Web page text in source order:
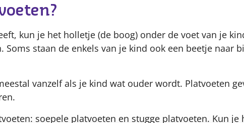
kun je het holletje (de boog) onder de voet van je
Soms staan de enkels van je kind ook een beetje naar
vanzelf als je kind wat ouder wordt. Platvoeten
soepele platvoeten en stugge platvoeten. Kun je